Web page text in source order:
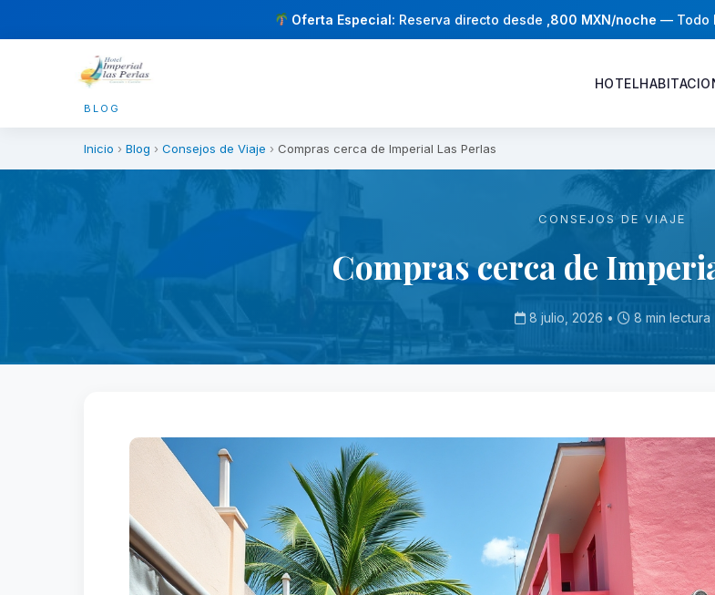
Oferta Especial: Reserva directo desde ,800 MXN/noche — Todo
BLOG
HOTEL
Inicio › Blog › Consejos de Viaje › Compras cerca de Imperial Las Perlas
CONSEJOS DE VIAJE
Compras cerca de
8 julio, 2026 • 8 min lectura